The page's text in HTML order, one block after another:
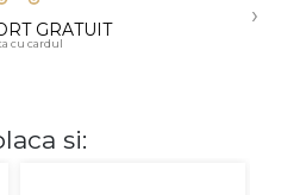
GRATUIT
cu cardul
›
si: